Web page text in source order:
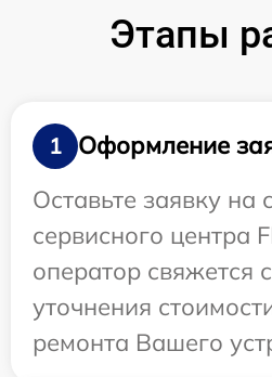
Этапы
1
Оформление
Оставьте заявку на
сервисного центра
оператор свяжется
уточнения
ремонта Вашего